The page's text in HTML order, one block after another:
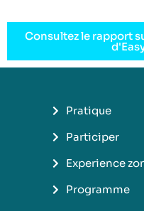
Consultez le rapport
Pratique
Participer
Experience
Programme